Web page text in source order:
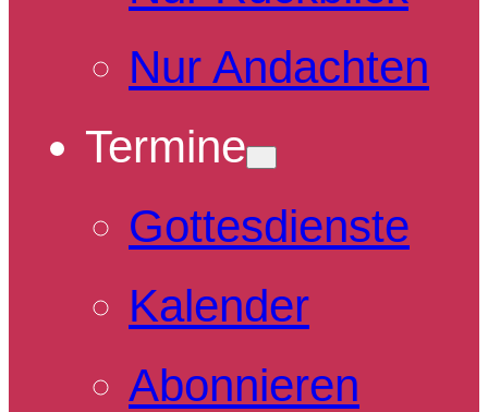
Nur Andachten
Termine
Gottesdienste
Kalender
Abonnieren